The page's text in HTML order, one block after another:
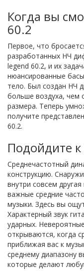
Когда вы
60.2
Первое, что
разработанных НЧ
legend 60.2, и их
нюансированные
тело. Был создан НЧ
больше воздуха,
размера. Теперь
получите
60.2.
Подойдите
Среднечастотный
конструкцию.
внутри совсем
важные средние
музыки. Здесь вы
Характерный звук
ударных.
открываются, когда
приближая вас к
среднему диапазону
которые делают